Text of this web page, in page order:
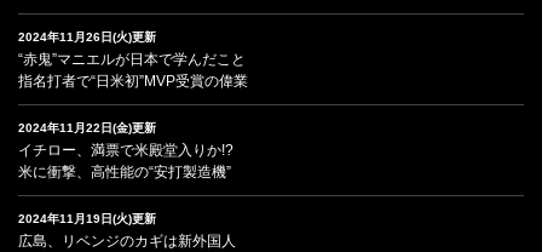
2024年11月26日(火)更新
“赤鬼”マニエルが日本で学んだこと
指名打者で“日米初”MVP受賞の偉業
2024年11月22日(金)更新
イチロー、満票で米殿堂入りか!?
米に衝撃、高性能の“安打製造機”
2024年11月19日(火)更新
広島、リベンジのカギは新外国人